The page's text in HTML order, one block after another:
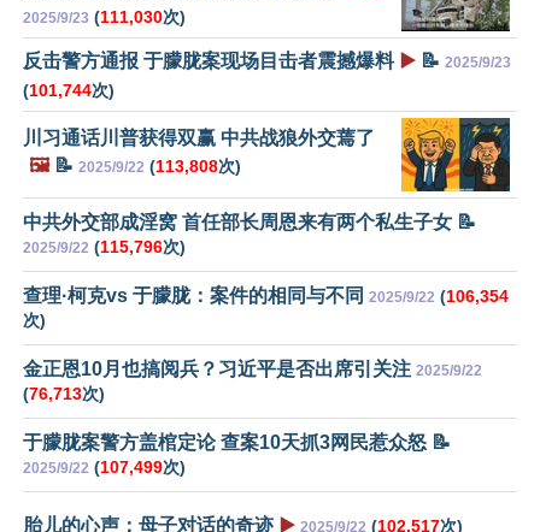
2025/9/23 (111,030次)
反击警方通报 于朦胧案现场目击者震撼爆料 ▶️ 📝 2025/9/23
(101,744次)
川习通话川普获得双赢 中共战狼外交蔫了
🖼️📝 2025/9/22 (113,808次)
中共外交部成淫窝 首任部长周恩来有两个私生子女 📝
2025/9/22 (115,796次)
查理·柯克vs 于朦胧：案件的相同与不同 2025/9/22 (106,354
次)
金正恩10月也搞阅兵？习近平是否出席引关注 2025/9/22
(76,713次)
于朦胧案警方盖棺定论 查案10天抓3网民惹众怒 📝
2025/9/22 (107,499次)
胎儿的心声：母子对话的奇迹 ▶️ 2025/9/22 (102,517次)